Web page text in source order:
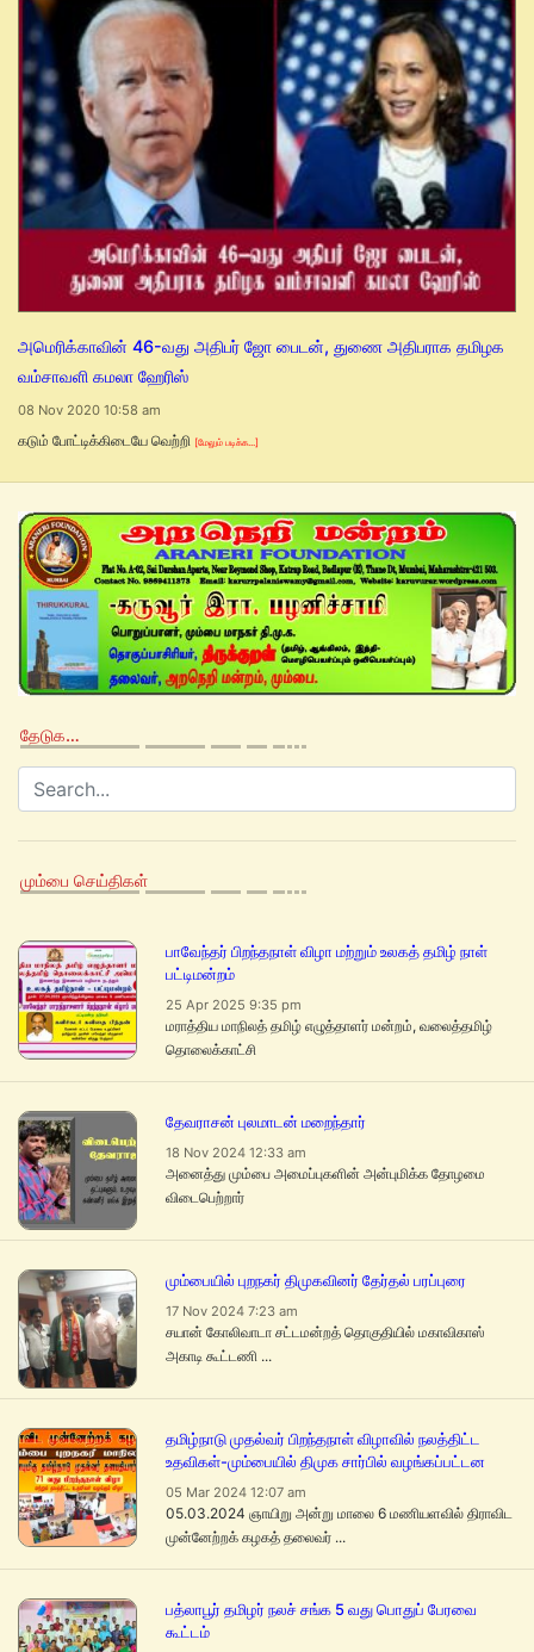
அமெரிக்காவின் 46-வது அதிபர் ஜோ பைடன், துணை அதிபராக தமிழக
வம்சாவளி கமலா ஹேரிஸ்
08 Nov 2020 10:58 am
கடும் போட்டிக்கிடையே வெற்றி [மேலும் படிக்க...]
தேடுக…
மும்பை செய்திகள்
பாவேந்தர் பிறந்தநாள் விழா மற்றும் உலகத் தமிழ் நாள்
பட்டிமன்றம்
25 Apr 2025 9:35 pm
மராத்திய மாநிலத் தமிழ் எழுத்தாளர் மன்றம், வலைத்தமிழ்
தொலைக்காட்சி
தேவராசன் புலமாடன் மறைந்தார்
18 Nov 2024 12:33 am
அனைத்து மும்பை அமைப்புகளின் அன்புமிக்க தோழமை
விடைபெற்றார்
மும்பையில் புறநகர் திமுகவினர் தேர்தல் பரப்புரை
17 Nov 2024 7:23 am
சயான் கோலிவாடா சட்டமன்றத் தொகுதியில் மகாவிகாஸ்
அகாடி கூட்டணி ...
தமிழ்நாடு முதல்வர் பிறந்தநாள் விழாவில் நலத்திட்ட
உதவிகள்-மும்பையில் திமுக சார்பில் வழங்கப்பட்டன
05 Mar 2024 12:07 am
05.03.2024 ஞாயிறு அன்று மாலை 6 மணியளவில் திராவிட
முன்னேற்றக் கழகத் தலைவர் ...
பத்லாபூர் தமிழர் நலச் சங்க 5 வது பொதுப் பேரவை
கூட்டம்